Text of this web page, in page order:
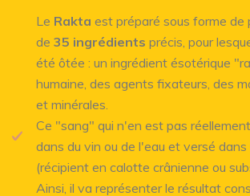
Le Rakta est préparé sous forme de
de 35 ingrédients précis, pour
été ôtée : un ingrédient ésotérique
humaine, des agents fixateurs, des
et minérales.
Ce "sang" qui n'en est pas
dans du vin ou de l'eau et versé dans
(récipient en calotte crânienne ou
Ainsi, il va représenter le résultat